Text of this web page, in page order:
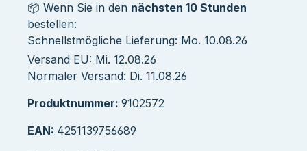
📦 Wenn Sie in den nächsten 10 Stunden
bestellen:
Schnellstmögliche Lieferung: Mo. 10.08.26
Versand EU: Mi. 12.08.26
Normaler Versand: Di. 11.08.26
Produktnummer: 9102572
EAN: 4251139756689